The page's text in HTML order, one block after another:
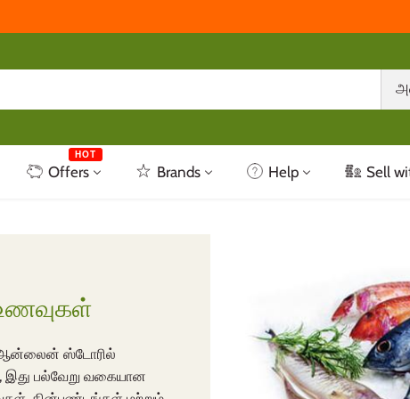
Offers
HOT
Brands Help Sell
உணவுகள்
ஆன்லைன் ஸ்டோரில்
இது பல்வேறு வகையான